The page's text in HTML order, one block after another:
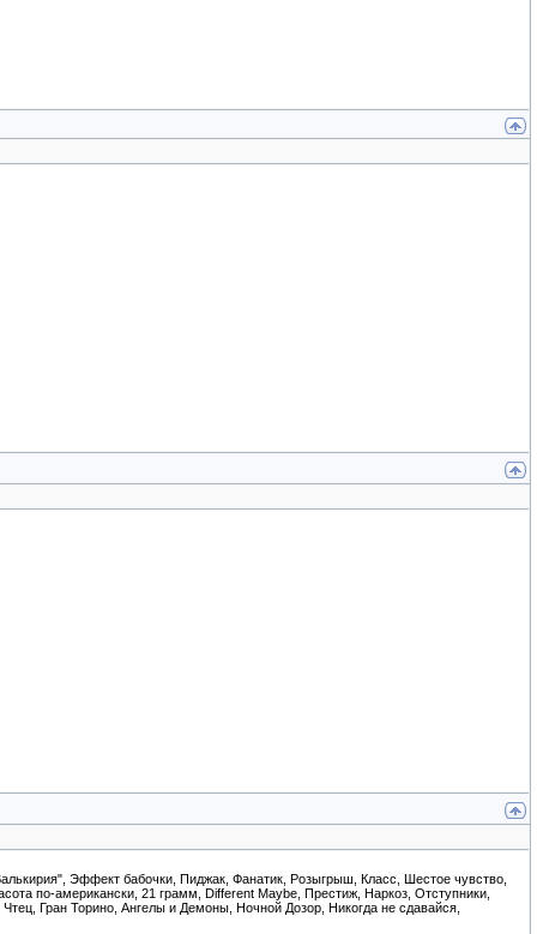
Эффект бабочки, Пиджак, Фанатик, Розыгрыш, Класс, Шестое чувство,
по-американски, 21 грамм, Different Maybe, Престиж, Наркоз, Отступники,
Гран Торино, Ангелы и Демоны, Ночной Дозор, Никогда не сдавайся,